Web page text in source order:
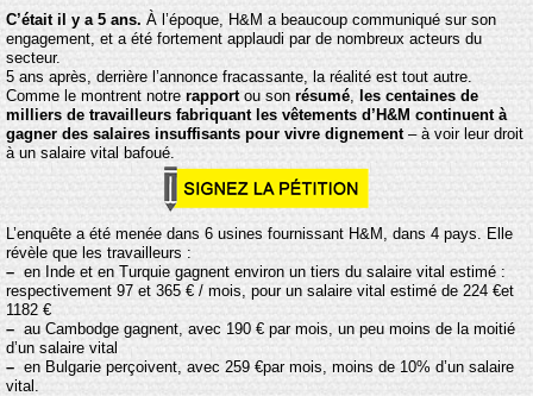
C’était il y a 5 ans. À l’époque, H&M a beaucoup communiqué sur son
engagement, et a été fortement applaudi par de nombreux acteurs du
secteur.
5 ans après, derrière l’annonce fracassante, la réalité est tout autre.
Comme le montrent notre rapportou son résumé, les centaines de
milliers de travailleurs fabriquant les vêtements d’H&M continuent à
gagner des salaires insuffisants pour vivre dignement– à voir leur droit
à un salaire vital bafoué.
L’enquête a été menée dans 6 usines fournissant H&M, dans 4 pays. Elle
révèle que les travailleurs :
– en Inde et en Turquie gagnent environ un tiers du salaire vital estimé :
respectivement 97 et 365 € / mois, pour un salaire vital estimé de 224 €et
1182 €
– au Cambodge gagnent, avec 190 € par mois, un peu moins de la moitié
d’un salaire vital
– en Bulgarie perçoivent, avec 259 €par mois, moins de 10% d’un salaire
vital.